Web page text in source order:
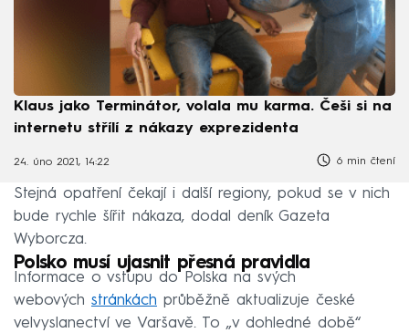
Klaus jako Terminátor, volala mu karma. Češi si na
internetu střílí z nákazy exprezidenta
24. úno 2021, 14:22 6 min čtení
Stejná opatření čekají i další regiony, pokud se v nich
bude rychle šířit nákaza, dodal deník Gazeta
Wyborcza.
Polsko musí ujasnit přesná pravidla
Informace o vstupu do Polska na svých
webových stránkách průběžně aktualizuje české
velvyslanectví ve Varšavě. To „v dohledné době“